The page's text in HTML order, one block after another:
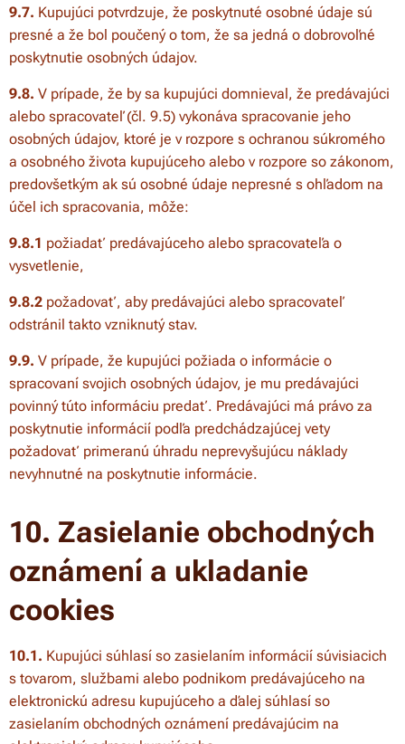
9.7. Kupujúci potvrdzuje, že poskytnuté osobné údaje sú
presné a že bol poučený o tom, že sa jedná o dobrovoľné
poskytnutie osobných údajov.
9.8. V prípade, že by sa kupujúci domnieval, že predávajúci
alebo spracovateľ (čl. 9.5) vykonáva spracovanie jeho
osobných údajov, ktoré je v rozpore s ochranou súkromého
a osobného života kupujúceho alebo v rozpore so zákonom,
predovšetkým ak sú osobné údaje nepresné s ohľadom na
účel ich spracovania, môže:
9.8.1 požiadať predávajúceho alebo spracovateľa o
vysvetlenie,
9.8.2 požadovať, aby predávajúci alebo spracovateľ
odstránil takto vzniknutý stav.
9.9. V prípade, že kupujúci požiada o informácie o
spracovaní svojich osobných údajov, je mu predávajúci
povinný túto informáciu predať. Predávajúci má právo za
poskytnutie informácií podľa predchádzajúcej vety
požadovať primeranú úhradu neprevyšujúcu náklady
nevyhnutné na poskytnutie informácie.
10. Zasielanie obchodných
oznámení a ukladanie
cookies
10.1. Kupujúci súhlasí so zasielaním informácií súvisiacich
s tovarom, službami alebo podnikom predávajúceho na
elektronickú adresu kupujúceho a ďalej súhlasí so
zasielaním obchodných oznámení predávajúcim na